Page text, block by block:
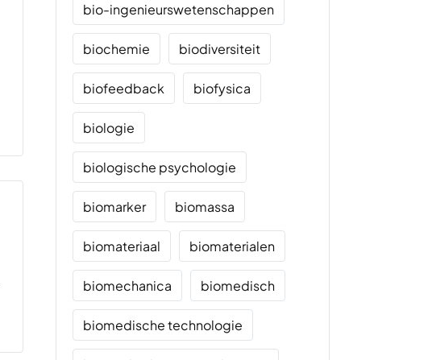
bio-ingenieurswetenschappen
biochemie biodiversiteit
biofeedback biofysica
biologie
biologische psychologie
biomarker biomassa
biomateriaal biomaterialen
biomechanica biomedisch
biomedische technologie